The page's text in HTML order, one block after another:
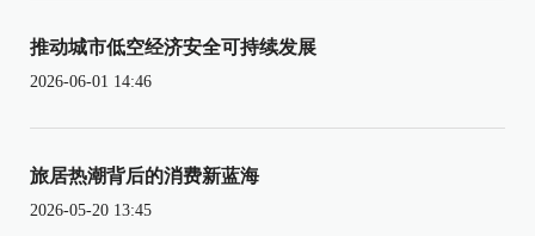
推动城市低空经济安全可持续发展
2026-06-01 14:46
旅居热潮背后的消费新蓝海
2026-05-20 13:45